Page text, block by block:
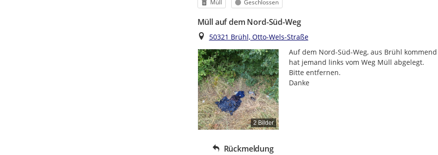
Kategorie
Müll Status
Geschlossen
Müll auf dem Nord-Süd-Weg
Ort
50321 Brühl, Otto-Wels-Straße
2 Bilder
Auf dem Nord-Süd-Weg, aus Brühl
hat jemand links vom Weg Müll abgelegt.
Bitte entfernen.
Danke
Rückmeldung